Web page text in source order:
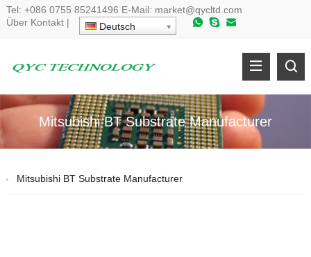
Tel: +086 0755 85241496 E-Mail: market@qycltd.com
Über Kontakt| Deutsch
Mitsubishi BT Substrate Manufacturer
Mitsubishi BT Substrate Manufacturer